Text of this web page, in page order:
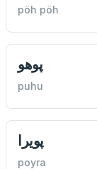
pöh pöh
پوهو
puhu
پويرا
poyra